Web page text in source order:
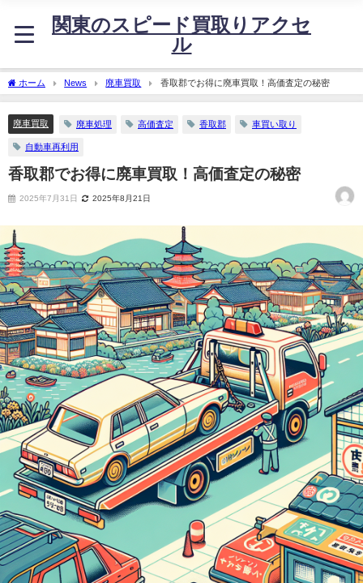
関東のスピード買取りアクセ
ル
ホーム News 廃車買取 香取郡でお得に廃車買取！高価査定の秘密
廃車買取 廃車処理 高価査定 香取郡 車買い取り
自動車再利用
香取郡でお得に廃車買取！高価査定の秘密
2025年7月31日 2025年8月21日